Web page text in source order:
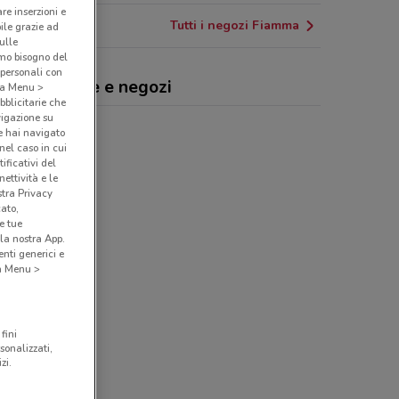
Tutti i negozi Fiamma
offerte e negozi
inserzioni e
grazie ad
bisogno del
con
Menu >
che
su
hai navigato
caso in cui
del
e le
Privacy
tue
nostra App.
generici e
Menu >
fini